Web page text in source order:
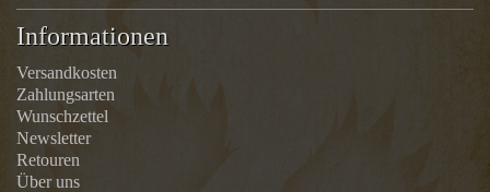
Informationen
Versandkosten
Zahlungsarten
Wunschzettel
Newsletter
Retouren
Über uns